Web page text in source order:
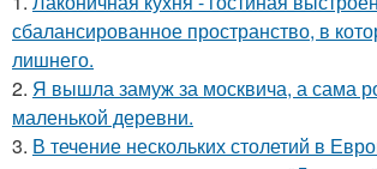
сбалансированное пространство, в
лишнего.
2. Я вышла замуж за москвича, а сама
маленькой деревни.
3. В течение нескольких столетий в